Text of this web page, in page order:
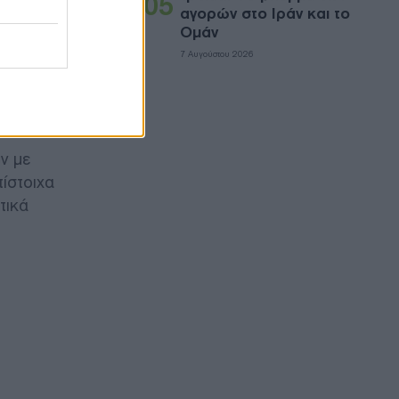
σε
με
αγορών στο Ιράν και το
Ομάν
7 Αυγούστου 2026